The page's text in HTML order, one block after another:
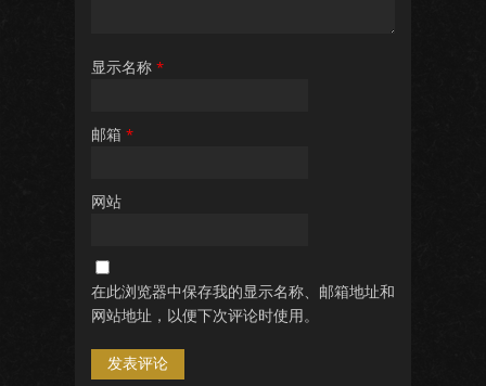
显示名称 *
邮箱 *
网站
在此浏览器中保存我的显示名称、邮箱地址和
网站地址，以便下次评论时使用。